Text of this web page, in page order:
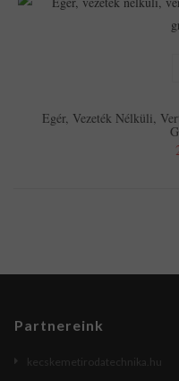
Egér, Vezeték Nélküli,
Partnereink
kecskemetirodatechnika.hu